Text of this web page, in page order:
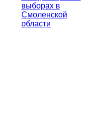
выборах в
Смоленской
области